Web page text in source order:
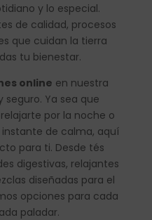
y lo especial.
de calidad, procesos
que cuidan la tierra
tu bienestar.
online en nuestra
seguro. Ya sea que
por la noche o
de calma, aquí
para ti. Desde tés
digestivas, relajantes
diseñadas para el
opciones para cada
paladar.